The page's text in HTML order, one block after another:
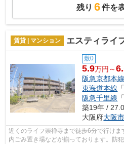
残り 6件を
賃貸 | マンション エスティライ
敷0
5.9万円～
阪急京都本線
東海道本線 「
阪急千里線
築19年 /
大阪府大阪
近くのライフ崇禅寺まで徒歩6分で行け
内ごみ置き場などが揃っております。防